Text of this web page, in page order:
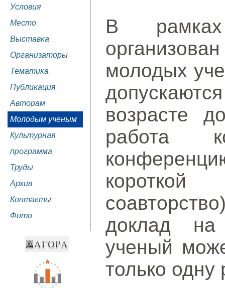
Условия
Место
Выставка
Организаторы
Тематика
Публикация
Авторам
Молодым ученым
Культурная
программа
Труды
Архив
Контакты
Фото
В
молодых
возрасте
работа
доклад на
ученый
только одну